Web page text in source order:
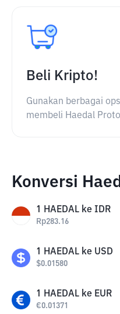
Beli Kripto!
Gunakan berbagai
membeli Haedal
Konversi
1 HAEDAL ke IDR
Rp283.16
1 HAEDAL ke USD
$0.01580
1 HAEDAL ke EUR
€0.01371